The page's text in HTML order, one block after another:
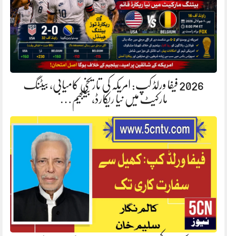
2026 فیفا ورلڈ کپ: امریکہ کی تاریخی کامیابی، بیٹنگ
مارکیٹ میں نیا ریکارڈ، بیلجیم…